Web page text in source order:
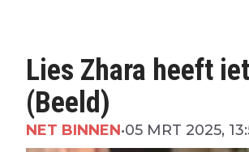
Lies Zhara heeft
(Beeld)
NET BINNEN•05 MRT 2025,